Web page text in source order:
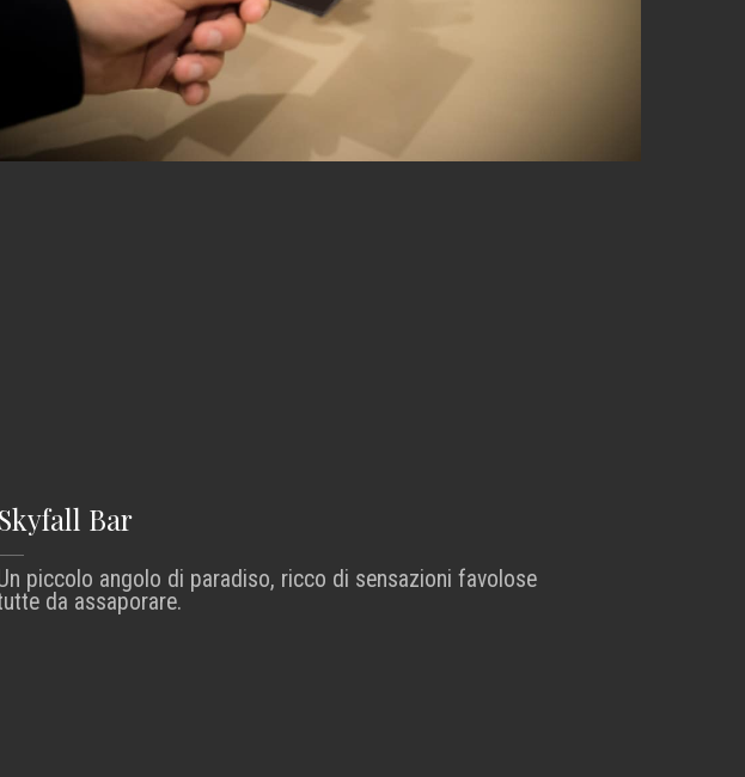
Skyfall Bar
piccolo angolo di paradiso, ricco di sensazioni favolose
da assaporare.